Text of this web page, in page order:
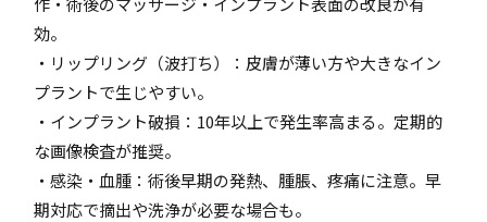
効。
・リップリング（波打ち）：皮膚が薄い方や大きなイン
プラントで生じやすい。
・インプラント破損：10年以上で発生率高まる。定期的
な画像検査が推奨。
・感染・血腫：術後早期の発熱、腫脹、疼痛に注意。早
期対応で摘出や洗浄が必要な場合も。